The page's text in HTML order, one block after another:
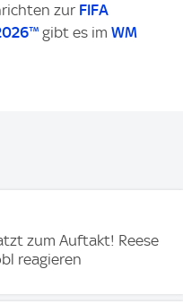
zur FIFA
gibt es im WM
zum Auftakt! Reese
reagieren